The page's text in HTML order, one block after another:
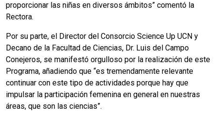
proporcionar las niñas en diversos ámbitos” comentó la
Rectora.
Por su parte, el Director del Consorcio Science Up UCN y
Decano de la Facultad de Ciencias, Dr. Luis del Campo
Conejeros, se manifestó orgulloso por la realización de este
Programa, añadiendo que “es tremendamente relevante
continuar con este tipo de actividades porque hay que
impulsar la participación femenina en general en nuestras
áreas, que son las ciencias”.